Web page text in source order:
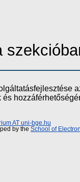
AT uni-bge.hu
by the School of